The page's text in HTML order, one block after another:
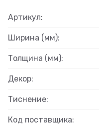
Артикул:
Ширина (мм):
Толщина (мм):
Декор:
Тиснение:
Код поставщика: